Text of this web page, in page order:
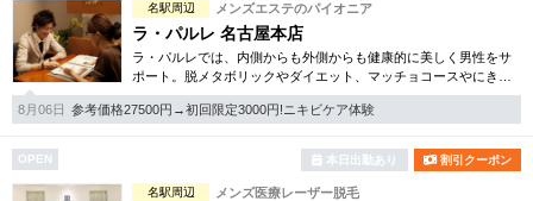
こだわり条件を変更
閉じる
名駅周辺 メンズエステのパイオニア
ラ・パルレ 名古屋本店
ラ・パルレでは、内側からも外側からも健康的に美しく男性をサ
ポート。脱メタボリックやダイエット、マッチョコースやにきび
内外コース、アロマトリートメント等多彩なメニューをご用意。
お得な体験コースも多数！
8月06日 参考価格27500円→初回限定3000円!ニキビケア体験
OPEN 本日出勤あり 割引クーポン
名駅周辺 メンズ医療レーザー脱毛